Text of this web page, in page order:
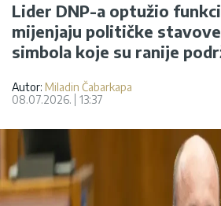
Lider DNP-a optužio
mijenjaju političke
simbola koje su ranije
Autor: Miladin Čabarkapa
08.07.2026.
13:37